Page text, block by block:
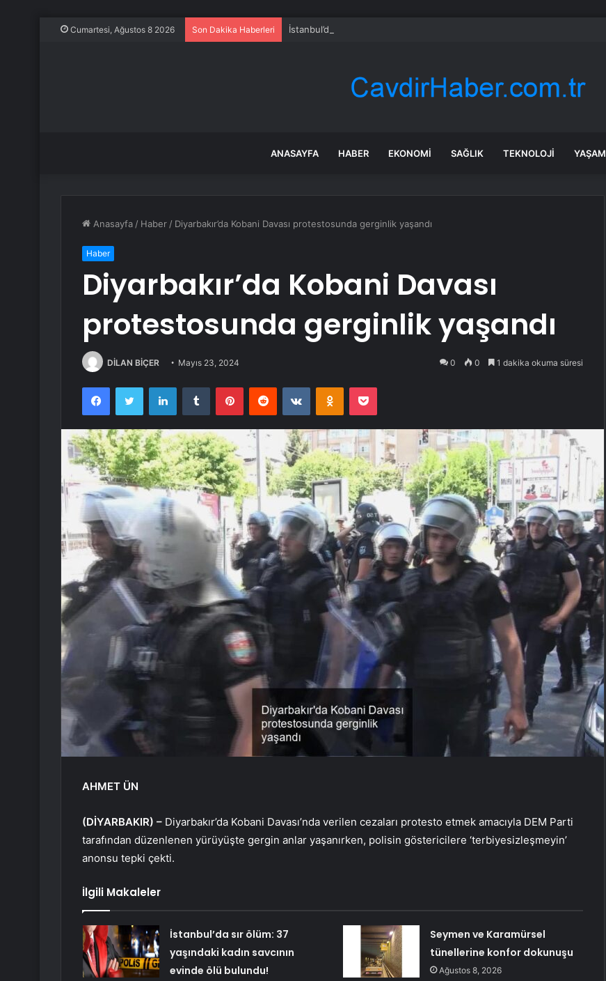
Cumartesi, Ağustos 8 2026 Son Dakika Haberleri İstanbul’da sır ölüm: 37 yaşındaki kadın savcının evinde ölü bulundu!
ANASAYFA HABER EKONOMI SAĞLIK TEKNOLOJI YAŞAM
Anasayfa / Haber / Diyarbakır’da Kobani Davası protestosunda gerginlik yaşandı
Haber
Diyarbakır’da Kobani Davası
protestosunda gerginlik yaşandı
DİLAN BİÇER Mayıs 23, 2024 0 0 1 dakika okuma süresi
FacebookTwitter LinkedInTumblr PinterestReddit VKontakteOdnoklassniki
Pocket
AHMET ÜN
(DİYARBAKIR) – Diyarbakır’da Kobani Davası’nda verilen cezaları protesto etmek amacıyla DEM Parti
tarafından düzenlenen yürüyüşte gergin anlar yaşanırken, polisin göstericilere ‘terbiyesizleşmeyin’
anonsu tepki çekti.
İlgili Makaleler
İstanbul’da sır ölüm: 37
yaşındaki kadın savcının
evinde ölü bulundu!
Seymen ve Karamürsel
tünellerine konfor dokunuşu
Ağustos 8, 2026